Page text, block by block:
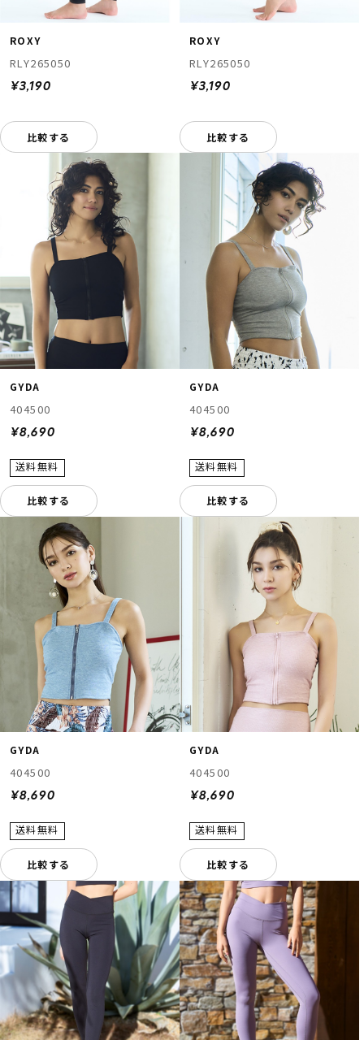
ROXY
RLY265050
¥3,190
比較する
ROXY
RLY265050
¥3,190
比較する
GYDA
404500
¥8,690
比較する
GYDA
404500
¥8,690
比較する
GYDA
404500
¥8,690
比較する
GYDA
404500
¥8,690
比較する